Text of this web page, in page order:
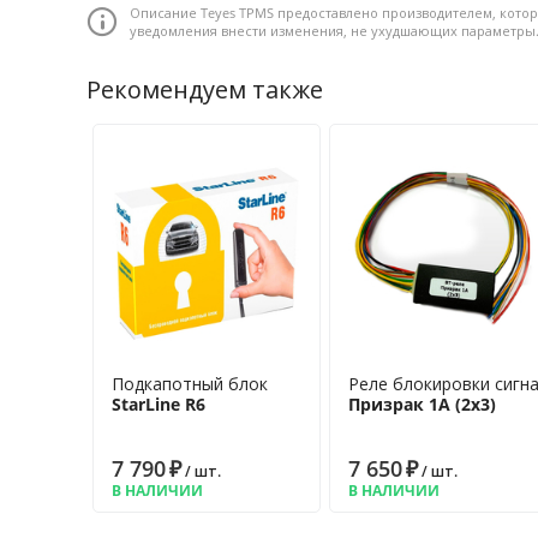
возможна в любое колесо автомобиля с
Описание Teyes TPMS предоставлено производителем,
уведомления внести изменения, не ухудшающих параметры.
Рекомендуем также
Подкапотный блок
StarLine R6
7 790₽/ шт.
В НАЛИЧИИ
Реле блокировки
Призрак 1A (2x3)
7 650₽/ шт.
В НАЛИЧИИ